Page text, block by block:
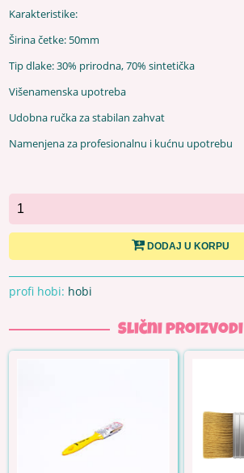
Karakteristike:
Širina četke: 50mm
Tip dlake: 30% prirodna, 70% sintetička
Višenamenska upotreba
Udobna ručka za stabilan zahvat
Namenjena za profesionalnu i kućnu upotrebu
DODAJ U KORPU
profi hobi: hobi
Slični proizvodi